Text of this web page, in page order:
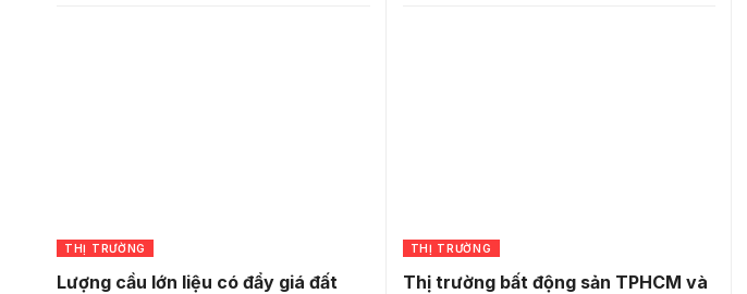
THỊ TRƯỜNG
Lượng cầu lớn liệu có đẩy giá đất
THỊ TRƯỜNG
Thị trường bất động sản TPHCM và